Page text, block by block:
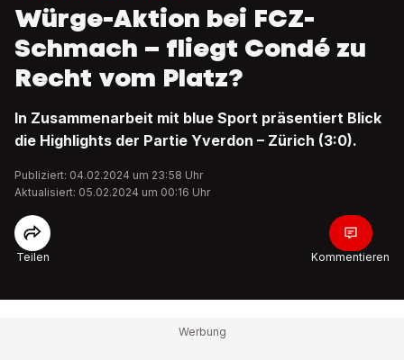
Würge-Aktion bei FCZ-
Schmach – fliegt Condé zu
Recht vom Platz?
In Zusammenarbeit mit blue Sport präsentiert Blick
die Highlights der Partie Yverdon – Zürich (3:0).
Publiziert: 04.02.2024 um 23:58 Uhr
Aktualisiert: 05.02.2024 um 00:16 Uhr
Teilen Kommentieren